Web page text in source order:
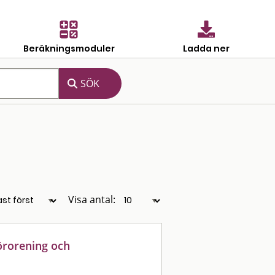
Beräkningsmoduler Ladda ner
Visa antal:
och